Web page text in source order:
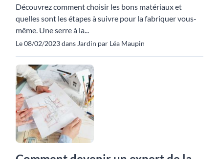
Découvrez comment choisir les bons matériaux et
quelles sont les étapes à suivre pour la fabriquer vous-
même. Une serre à la...
Le 08/02/2023 dans Jardin par Léa Maupin